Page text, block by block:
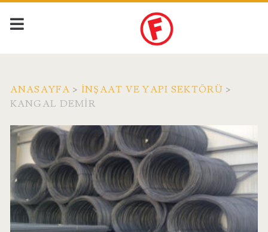
ANASAYFA > İNŞAAT VE YAPI SEKTÖRÜ >
KANGAL DEMIR